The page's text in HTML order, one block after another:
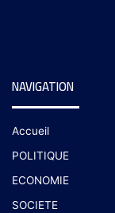
NAVIGATION
Accueil
POLITIQUE
ECONOMIE
SOCIETE